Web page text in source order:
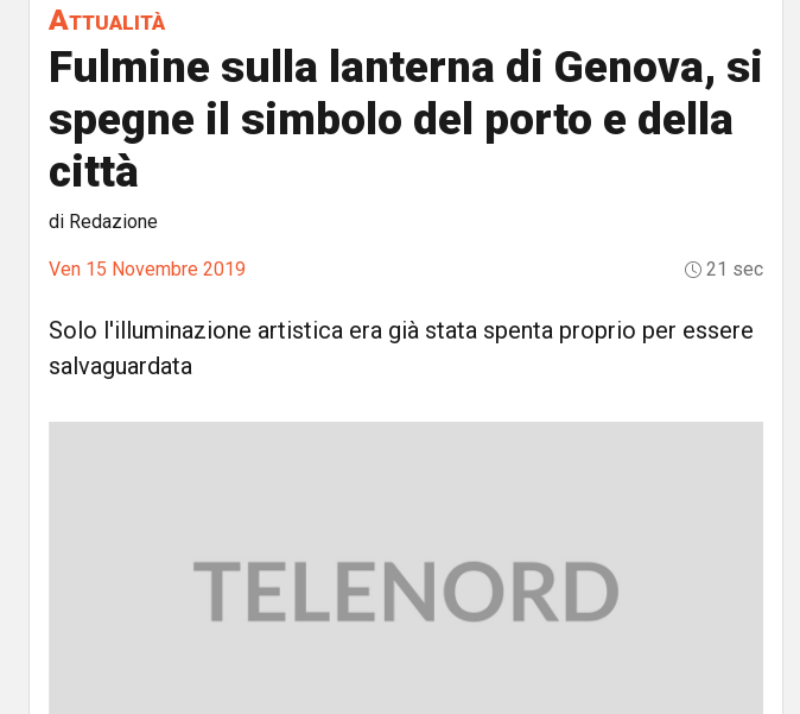
Attualità
Fulmine sulla lanterna di Genova, si
spegne il simbolo del porto e della
città
di Redazione
Ven 15 Novembre 2019 21 sec
Solo l'illuminazione artistica era già stata spenta proprio per essere
salvaguardata